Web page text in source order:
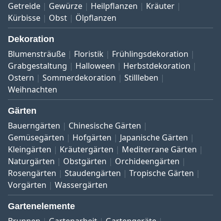
Getreide
Gewürze Heilpflanzen
Kräuter
Kürbisse
Obst Ölpflanzen
Dekoration
Blumensträuße Floristik
Frühlingsdekoration
Grabgestaltung
Halloween
Herbstdekoration
Ostern
Sommerdekoration
Stillleben
Weihnachten
Gärten
Bauerngärten
Chinesische Gärten
Gemüsegärten
Hofgärten
Japanische Gärten
Kleingärten
Kräutergärten
Mediterrane Gärten
Naturgärten
Obstgärten
Orchideengärten
Rosengärten
Staudengärten
Tropische Gärten
Vorgärten
Wassergärten
Gartenelemente